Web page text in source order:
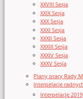
XXVIII Sesja
XXIX Sesja
XXX Sesja
XXXI Sesja
XXXII Sesja
XXXIII Sesja
XXXIV Sesja
XXXV Sesja
Plany pracy Rady
Interpelacje
Interpelacje 2019